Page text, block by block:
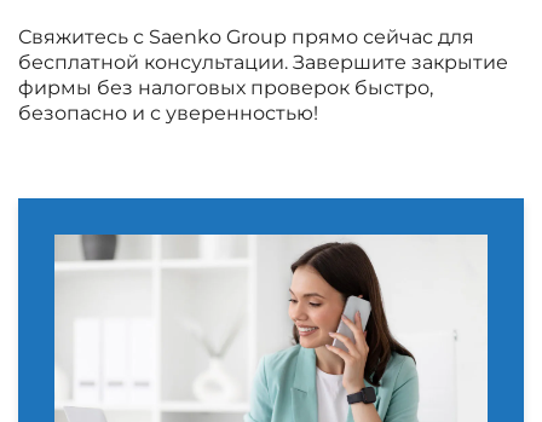
Свяжитесь с Saenko Group прямо сейчас для
бесплатной консультации. Завершите закрытие
фирмы без налоговых проверок быстро,
безопасно и с уверенностью!